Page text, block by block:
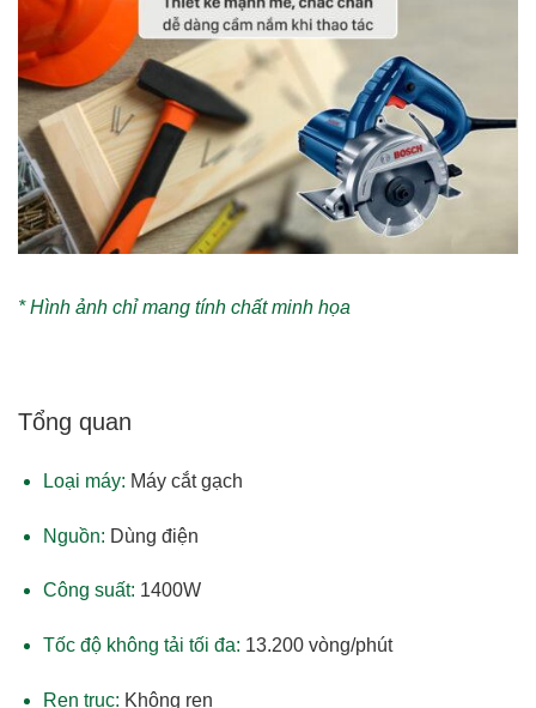
* Hình ảnh chỉ mang tính chất minh họa
Tổng quan
Loại máy: Máy cắt gạch
Nguồn: Dùng điện
Công suất: 1400W
Tốc độ không tải tối đa: 13.200 vòng/phút
Ren trục: Không ren